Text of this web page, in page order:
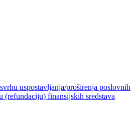
uspostavljanja/proširenja poslovnih
(refundaciju) finansijskih sredstava